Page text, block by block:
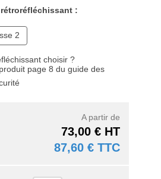
:
2
choisir ?
page 8 du guide des
A partir de
73,00 € HT
87,60 € TTC